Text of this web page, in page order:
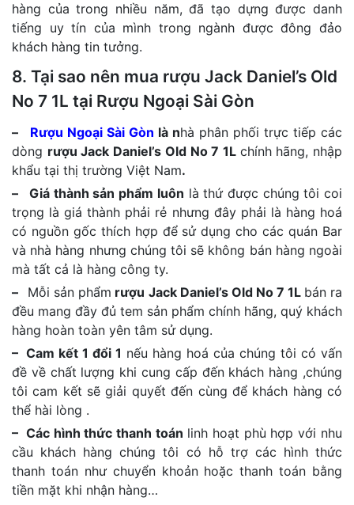
hàng của trong nhiều năm, đã tạo dựng được danh
tiếng uy tín của mình trong ngành được đông đảo
khách hàng tin tưởng.
8. Tại sao nên mua rượu Jack Daniel’s Old
No 7 1L tại Rượu Ngoại Sài Gòn
– Rượu Ngoại Sài Gòn là nhà phân phối trực tiếp các
dòng rượu Jack Daniel’s Old No 7 1L chính hãng, nhập
khẩu tại thị trường Việt Nam.
– Giá thành sản phẩm luôn là thứ được chúng tôi coi
trọng là giá thành phải rẻ nhưng đây phải là hàng hoá
có nguồn gốc thích hợp để sử dụng cho các quán Bar
và nhà hàng nhưng chúng tôi sẽ không bán hàng ngoài
mà tất cả là hàng công ty.
– Mỗi sản phẩm rượu Jack Daniel’s Old No 7 1L bán ra
đều mang đầy đủ tem sản phẩm chính hãng, quý khách
hàng hoàn toàn yên tâm sử dụng.
– Cam kết 1 đổi 1 nếu hàng hoá của chúng tôi có vấn
đề về chất lượng khi cung cấp đến khách hàng ,chúng
tôi cam kết sẽ giải quyết đến cùng để khách hàng có
thể hài lòng .
– Các hình thức thanh toán linh hoạt phù hợp với nhu
cầu khách hàng chúng tôi có hỗ trợ các hình thức
thanh toán như chuyển khoản hoặc thanh toán bằng
tiền mặt khi nhận hàng…